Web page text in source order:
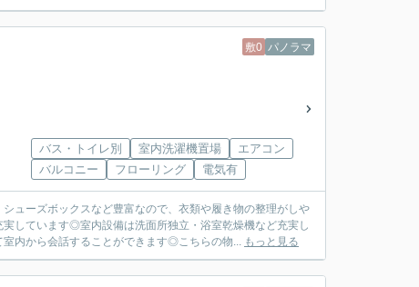
敷0 パノラマ
バス・トイレ別 室内洗濯機置場
エアコン
バルコニー
フローリング 電気有
ューズボックスなど豊富なので、衣類や履き物の整理がしや
しています◎室内設備は洗面所独立・浴室乾燥機など充実し
内から会話することができます◎こちらの物... もっと見る